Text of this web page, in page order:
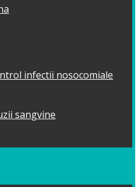
infectii nosocomiale
sangvine